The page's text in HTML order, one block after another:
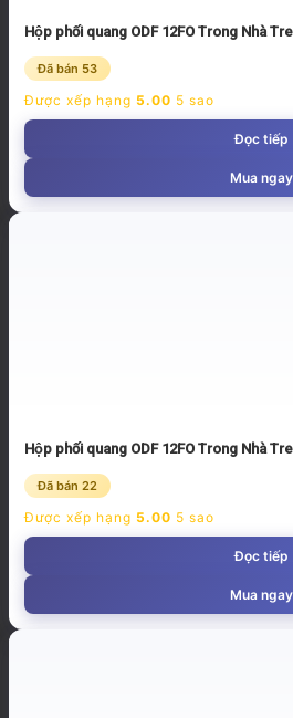
Hộp phối quang ODF 12FO Trong Nhà
Đã bán 53
Được xếp hạng 5.00 5 sao
Đọc tiếp
Mua ngay
Hộp phối quang ODF 12FO Trong Nhà
Đã bán 22
Được xếp hạng 5.00 5 sao
Đọc tiếp
Mua ngay